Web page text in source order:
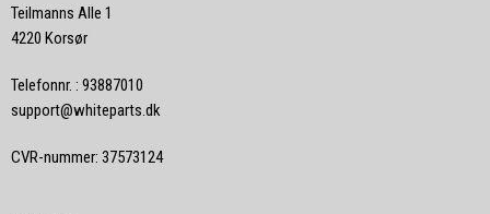
Teilmanns Alle 1
4220 Korsør
Telefonnr. : 93887010
support@whiteparts.dk
CVR-nummer: 37573124